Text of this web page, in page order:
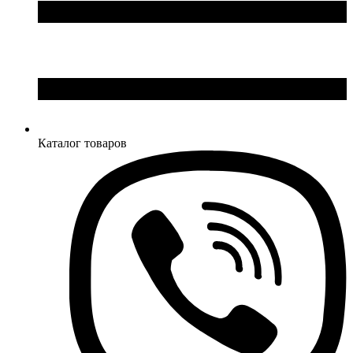
Каталог товаров